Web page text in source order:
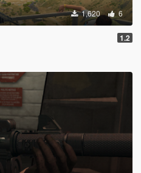
1,620 6
1.2